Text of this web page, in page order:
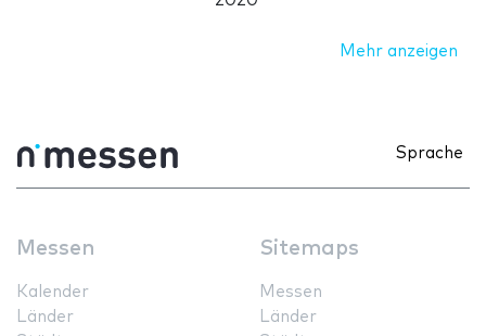
Mehr anzeigen
Sprache
Messen
Kalender
Länder
Sitemaps
Messen
Länder